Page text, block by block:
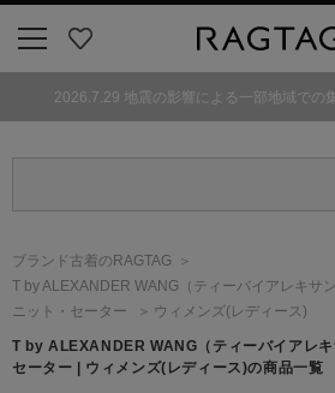
気
2026.7.29 地震の影響による一部地域での
ブランド古着のRAGTAG
T by ALEXANDER WANG （ティーバイアレキサ
ニット・セーター
ウィメンズ(レディース)
T by ALEXANDER WANG （ティーバイアレ
セーター | ウィメンズ(レディース)の商品一覧